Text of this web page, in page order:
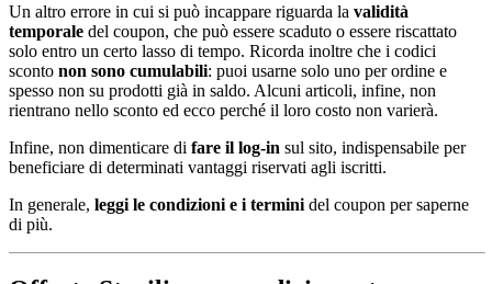
Un altro errore in cui si può incappare riguarda la validità
temporale del coupon, che può essere scaduto o essere riscattato
solo entro un certo lasso di tempo. Ricorda inoltre che i codici
sconto non sono cumulabili: puoi usarne solo uno per ordine e
spesso non su prodotti già in saldo. Alcuni articoli, infine, non
rientrano nello sconto ed ecco perché il loro costo non varierà.
Infine, non dimenticare di fare il log-in sul sito, indispensabile per
beneficiare di determinati vantaggi riservati agli iscritti.
In generale, leggi le condizioni e i termini del coupon per saperne
di più.